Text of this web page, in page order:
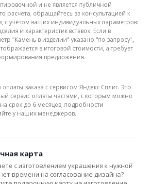
и не является публичной
расчёта, обращайтесь за консультацией к
учётом ваших индивидуальных параметров:
и характеристик вставок. Если в
"Камень в изделии" указано "по запросу",
в итоговой стоимости, а требует
предложения.
заказа с сервисом Яндекс Сплит. Это
сервис оплаты частями, с которым можно
срок до 6 месяцев, подробности
у наших менеджеров.
карта
с изготовлением украшения к нужной
времени на согласование дизайна?